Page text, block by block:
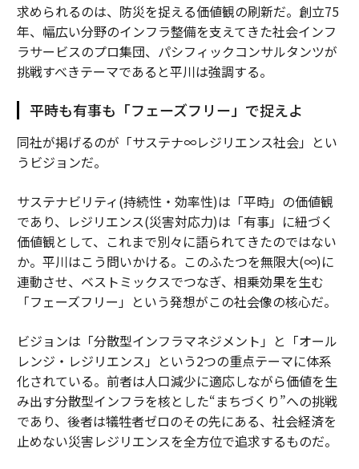
求められるのは、防災を捉える価値観の刷新だ。創立75
年、幅広い分野のインフラ整備を支えてきた社会インフ
ラサービスのプロ集団、パシフィックコンサルタンツが
挑戦すべきテーマであると平川は強調する。
平時も有事も「フェーズフリー」で捉えよ
同社が掲げるのが「サステナ∞レジリエンス社会」とい
うビジョンだ。
サステナビリティ(持続性・効率性)は「平時」の価値観
であり、レジリエンス(災害対応力)は「有事」に紐づく
価値観として、これまで別々に語られてきたのではない
か。平川はこう問いかける。このふたつを無限大(∞)に
連動させ、ベストミックスでつなぎ、相乗効果を生む
「フェーズフリー」という発想がこの社会像の核心だ。
ビジョンは「分散型インフラマネジメント」と「オール
レンジ・レジリエンス」という2つの重点テーマに体系
化されている。前者は人口減少に適応しながら価値を生
み出す分散型インフラを核とした“まちづくり”への挑戦
であり、後者は犠牲者ゼロのその先にある、社会経済を
止めない災害レジリエンスを全方位で追求するものだ。